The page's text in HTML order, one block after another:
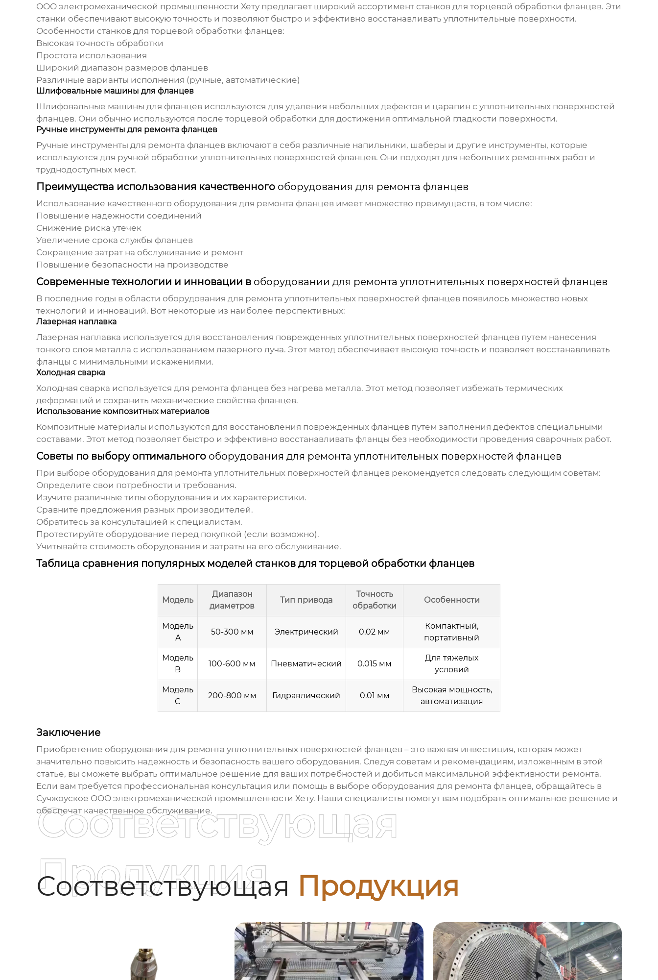
ООО электромеханической промышленности Хетупредлагает широкий ассортимент станков для торцевой обработки фланцев. Эти
станки обеспечивают высокую точность и позволяют быстро и эффективно восстанавливать уплотнительные поверхности.
Особенности станков для торцевой обработки фланцев:
Высокая точность обработки
Простота использования
Широкий диапазон размеров фланцев
Различные варианты исполнения (ручные, автоматические)
Шлифовальные машины для фланцев
Шлифовальные машины для фланцев используются для удаления небольших дефектов и царапин с уплотнительных поверхностей
фланцев. Они обычно используются после торцевой обработки для достижения оптимальной гладкости поверхности.
Ручные инструменты для ремонта фланцев
Ручные инструменты для ремонта фланцев включают в себя различные напильники, шаберы и другие инструменты, которые
используются для ручной обработки уплотнительных поверхностей фланцев. Они подходят для небольших ремонтных работ и
труднодоступных мест.
Преимущества использования качественного оборудования для ремонта фланцев
Использование качественного оборудования для ремонта фланцевимеет множество преимуществ, в том числе:
Повышение надежности соединений
Снижение риска утечек
Увеличение срока службы фланцев
Сокращение затрат на обслуживание и ремонт
Повышение безопасности на производстве
Современные технологии и инновации в оборудовании для ремонта уплотнительных поверхностей фланцев
В последние годы в области оборудования для ремонта уплотнительных поверхностей фланцевпоявилось множество новых
технологий и инноваций. Вот некоторые из наиболее перспективных:
Лазерная наплавка
Лазерная наплавка используется для восстановления поврежденных уплотнительных поверхностей фланцев путем нанесения
тонкого слоя металла с использованием лазерного луча. Этот метод обеспечивает высокую точность и позволяет восстанавливать
фланцы с минимальными искажениями.
Холодная сварка
Холодная сварка используется для ремонта фланцев без нагрева металла. Этот метод позволяет избежать термических
деформаций и сохранить механические свойства фланцев.
Использование композитных материалов
Композитные материалы используются для восстановления поврежденных фланцев путем заполнения дефектов специальными
составами. Этот метод позволяет быстро и эффективно восстанавливать фланцы без необходимости проведения сварочных работ.
Советы по выбору оптимального оборудования для ремонта уплотнительных поверхностей фланцев
При выборе оборудования для ремонта уплотнительных поверхностей фланцеврекомендуется следовать следующим советам:
Определите свои потребности и требования.
Изучите различные типы оборудования и их характеристики.
Сравните предложения разных производителей.
Обратитесь за консультацией к специалистам.
Протестируйте оборудование перед покупкой (если возможно).
Учитывайте стоимость оборудования и затраты на его обслуживание.
Таблица сравнения популярных моделей станков для торцевой обработки фланцев
Модель
Диапазон
диаметров
Тип привода
Точность
обработки
Особенности
Модель
A
50-300 мм Электрический 0.02 мм
Компактный,
портативный
Модель
B
100-600 мм Пневматический 0.015 мм
Для тяжелых
условий
Модель
C
200-800 мм Гидравлический 0.01 мм
Высокая мощность,
автоматизация
Заключение
Приобретение оборудования для ремонта уплотнительных поверхностей фланцев– это важная инвестиция, которая может
значительно повысить надежность и безопасность вашего оборудования. Следуя советам и рекомендациям, изложенным в этой
статье, вы сможете выбрать оптимальное решение для ваших потребностей и добиться максимальной эффективности ремонта.
Если вам требуется профессиональная консультация или помощь в выборе оборудования для ремонта фланцев, обращайтесь в
Сучжоуское ООО электромеханической промышленности Хету. Наши специалисты помогут вам подобрать оптимальное решение и
обеспечат качественное обслуживание.
Соответствующая Продукция
Соответствующая
Продукция